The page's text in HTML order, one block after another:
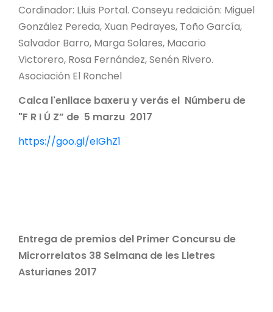
Cordinador: Lluis Portal. Conseyu redaición: Miguel
González Pereda, Xuan Pedrayes, Toño García,
Salvador Barro, Marga Solares, Macario
Victorero, Rosa Fernández, Senén Rivero.
Asociación El Ronchel
Calca l'enllace baxeru y verás el Númberu de
"F R I Ú Z” de 5 marzu 2017
https://goo.gl/eIGhZ1
Entrega de premios del Primer Concursu de
Microrrelatos 38 Selmana de les Lletres
Asturianes 2017